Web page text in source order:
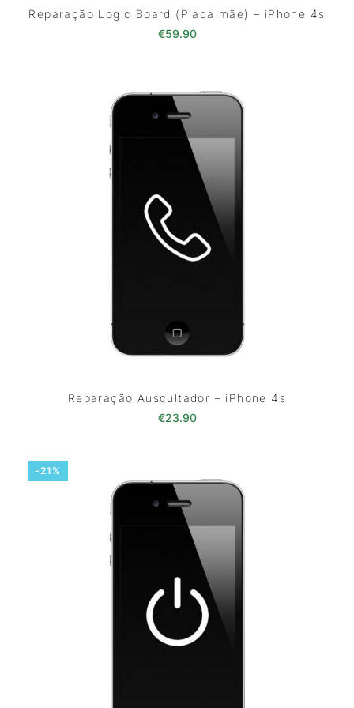
Reparação Logic Board (Placa mãe) – iPhone 4s
€59.90
Reparação Auscultador – iPhone 4s
€23.90
-21%